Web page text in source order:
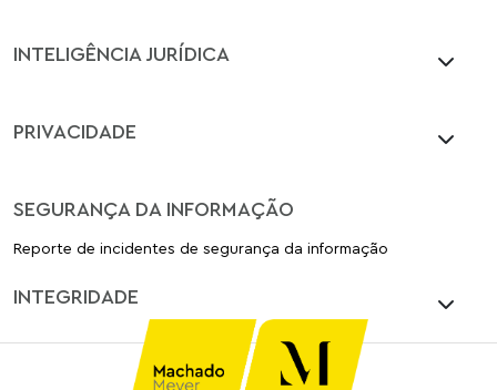
INTELIGÊNCIA JURÍDICA
PRIVACIDADE
SEGURANÇA DA INFORMAÇÃO
Reporte de incidentes de segurança da informação
INTEGRIDADE